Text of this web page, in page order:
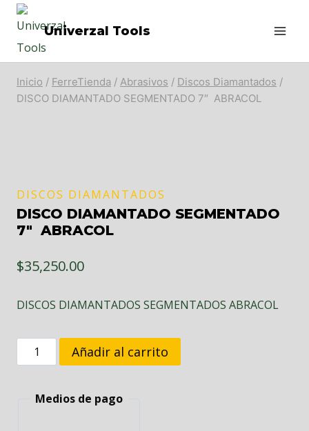
Saltar
contenido
Univerzal Tools
Inicio / FerreTienda / Abrasivos / Discos Diamantados /
DISCO DIAMANTADO SEGMENTADO 7″ ABRACOL
DISCOS DIAMANTADOS
DISCO DIAMANTADO SEGMENTADO
7″ ABRACOL
$35,250.00
DISCOS DIAMANTADOS SEGMENTADOS ABRACOL
DISCO
DIAMANTADO
SEGMENTADO
Añadir al carrito
Medios de pago